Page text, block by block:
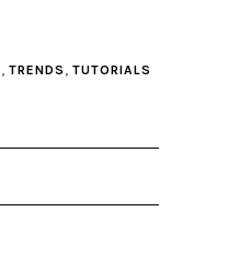
,TRENDS ,TUTORIALS